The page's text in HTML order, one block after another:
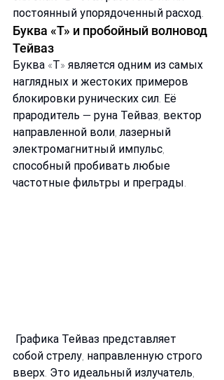
постоянный упорядоченный расход.
Буква «Т» и пробойный волновод
Тейваз
Буква «Т» является одним из самых
наглядных и жестоких примеров
блокировки рунических сил. Её
прародитель — руна Тейваз, вектор
направленной воли, лазерный
электромагнитный импульс,
способный пробивать любые
частотные фильтры и преграды.
собой стрелу, направленную строго
вверх. Это идеальный излучатель,